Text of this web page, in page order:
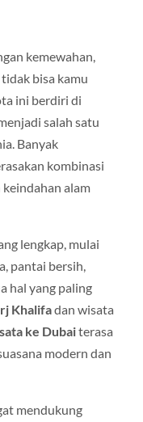
kemewahan,
bisa kamu
ini berdiri di
salah satu
Banyak
kombinasi
alam
lengkap, mulai
pantai bersih,
hal yang paling
Khalifadan wisata
ke Dubaiterasa
modern dan
mendukung